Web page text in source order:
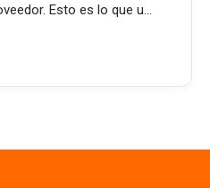
Esto es lo que u...